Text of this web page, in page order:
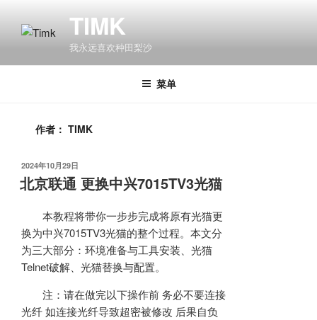
TIMK
我永远喜欢种田梨沙
菜单
作者： TIMK
发
布
于
2024年10月29日
北京联通 更换中兴7015TV3光猫
本教程将带你一步步完成将原有光猫更
换为中兴7015TV3光猫的整个过程。本文分
为三大部分：环境准备与工具安装、光猫
Telnet破解、光猫替换与配置。
注：请在做完以下操作前 务必不要连接
光纤 如连接光纤导致超密被修改 后果自负